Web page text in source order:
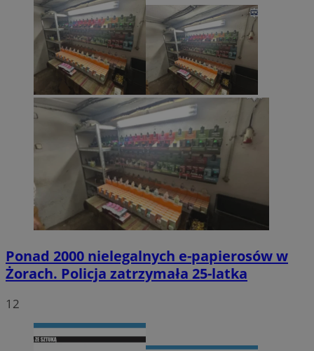
Ponad 2000 nielegalnych e-papierosów w
Żorach. Policja zatrzymała 25-latka
12